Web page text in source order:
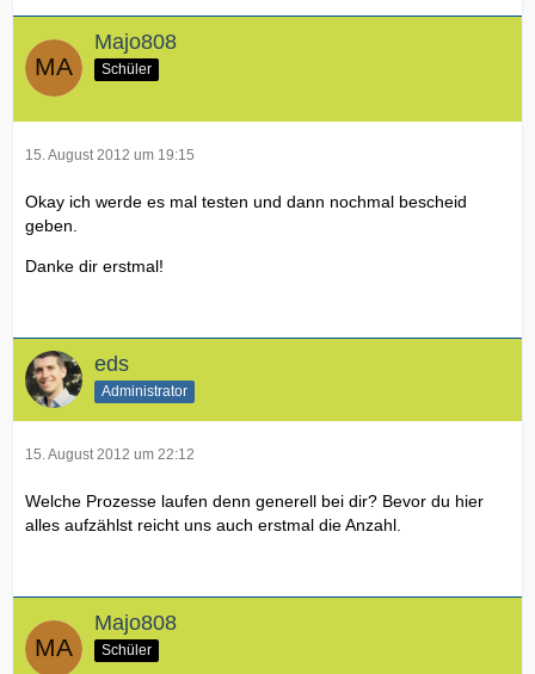
Majo808
Schüler
15. August 2012 um 19:15
Okay ich werde es mal testen und dann nochmal bescheid
geben.
Danke dir erstmal!
eds
Administrator
15. August 2012 um 22:12
Welche Prozesse laufen denn generell bei dir? Bevor du hier
alles aufzählst reicht uns auch erstmal die Anzahl.
Majo808
Schüler